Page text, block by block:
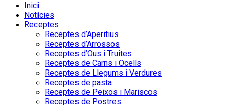
Inici
Notícies
Receptes
Receptes d’Aperitius
Receptes d’Arrossos
Receptes d’Ous i Truites
Receptes de Carns i Ocells
Receptes de Llegums i Verdures
Receptes de pasta
Receptes de Peixos i Mariscos
Receptes de Postres